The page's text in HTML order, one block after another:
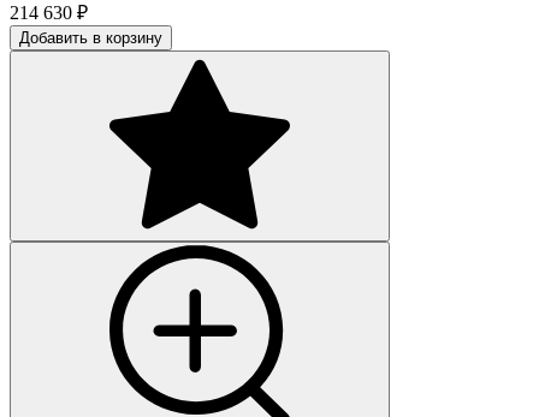
214 630 ₽
Добавить в корзину